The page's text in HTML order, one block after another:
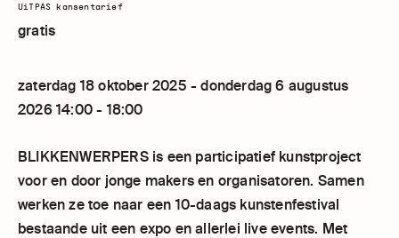
UiTPAS kansentarief
gratis
zaterdag 18 oktober 2025 - donderdag 6 augustus
2026 14:00 - 18:00
BLIKKENWERPERS is een participatief kunstproject
voor en door jonge makers en organisatoren. Samen
werken ze toe naar een 10-daags kunstenfestival
bestaande uit een expo en allerlei live events. Met